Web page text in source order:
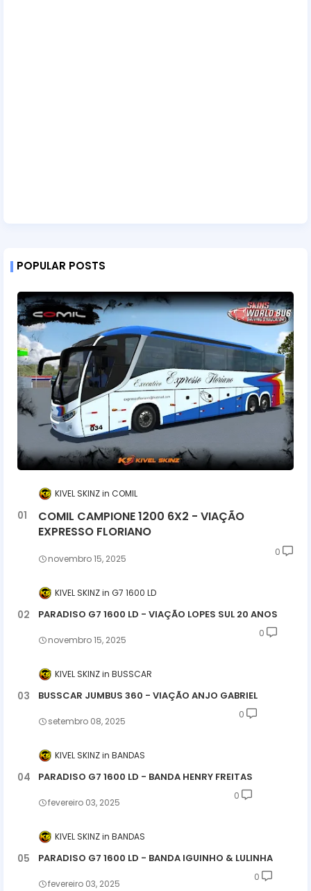
POPULAR POSTS
KIVEL SKINZ COMIL
COMIL CAMPIONE 1200 6X2 - VIAÇÃO
EXPRESSO FLORIANO
novembro 15, 2025
0
KIVEL SKINZ G7 1600 LD
PARADISO G7 1600 LD - VIAÇÃO LOPES SUL 20 ANOS
novembro 15, 2025
0
KIVEL SKINZ BUSSCAR
BUSSCAR JUMBUS 360 - VIAÇÃO ANJO GABRIEL
setembro 08, 2025
0
KIVEL SKINZ BANDAS
PARADISO G7 1600 LD - BANDA HENRY FREITAS
fevereiro 03, 2025
0
KIVEL SKINZ BANDAS
PARADISO G7 1600 LD - BANDA IGUINHO & LULINHA
fevereiro 03, 2025
0